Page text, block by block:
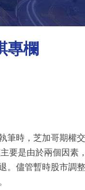
專欄
筆時，芝加哥期權
要是由於兩個因素
。儘管暫時股市調